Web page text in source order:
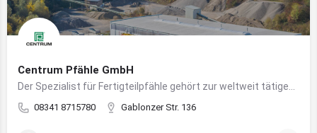
Centrum Pfähle GmbH
08341 8715780 Gablonzer Str. 136